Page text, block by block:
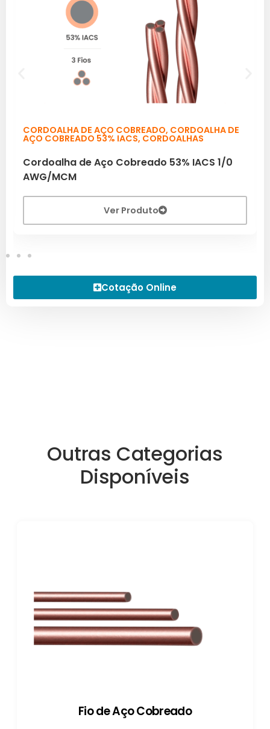
CORDOALHA DE AÇO COBREADO, CORDOALHA DE
AÇO COBREADO 53% IACS, CORDOALHAS
Cordoalha de Aço Cobreado 53% IACS 1/0
AWG/MCM
Ver Produto
Cotação Online
Outras Categorias
Disponíveis
Fio de Aço Cobreado